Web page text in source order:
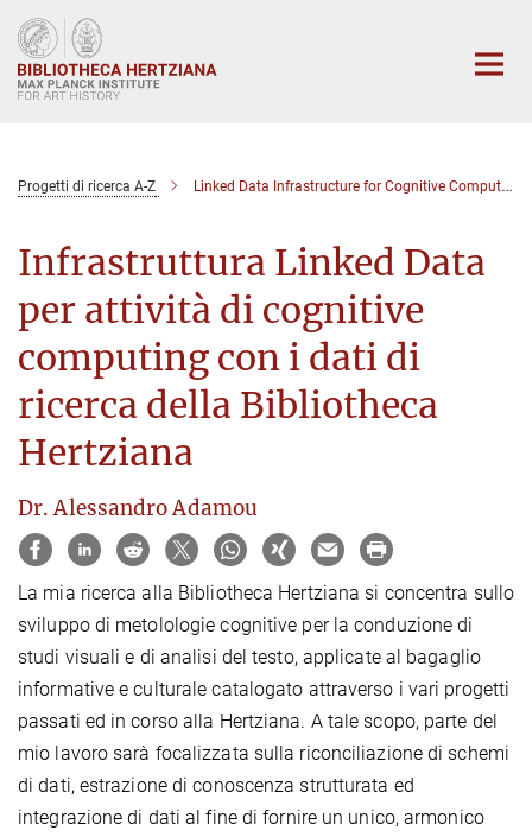
Main-
Content
Progetti di ricerca A-Z Linked Data Infrastructure for Cognitive Computing
Infrastruttura Linked Data
per attività di cognitive
computing con i dati di
ricerca della Bibliotheca
Hertziana
Dr. Alessandro Adamou
La mia ricerca alla Bibliotheca Hertziana si concentra sullo
sviluppo di metolologie cognitive per la conduzione di
studi visuali e di analisi del testo, applicate al bagaglio
informative e culturale catalogato attraverso i vari progetti
passati ed in corso alla Hertziana. A tale scopo, parte del
mio lavoro sarà focalizzata sulla riconciliazione di schemi
di dati, estrazione di conoscenza strutturata ed
integrazione di dati al fine di fornire un unico, armonico